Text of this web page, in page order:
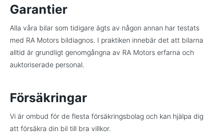
Garantier
Alla våra bilar som tidigare ägts av någon annan har testats
med RA Motors bildiagnos. I praktiken innebär det att bilarna
alltid är grundligt genomgångna av RA Motors erfarna och
auktoriserade personal.
Försäkringar
Vi är ombud för de flesta försäkringsbolag och kan hjälpa dig
att försäkra din bil till bra villkor.